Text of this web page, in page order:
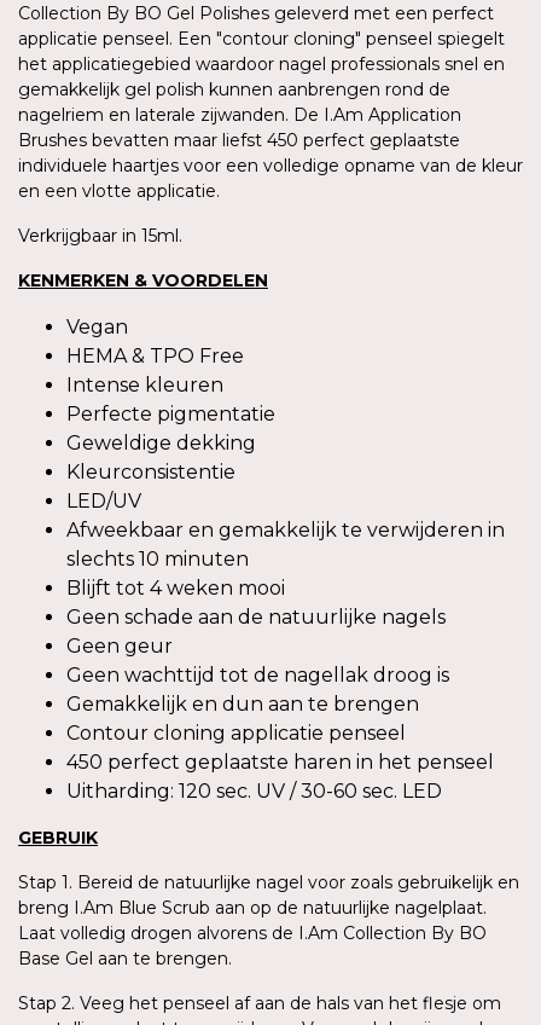
Collection By BO Gel Polishes geleverd met een perfect
applicatie penseel. Een "contour cloning" penseel spiegelt
het applicatiegebied waardoor nagel professionals snel en
gemakkelijk gel polish kunnen aanbrengen rond de
nagelriem en laterale zijwanden. De I.Am Application
Brushes bevatten maar liefst 450 perfect geplaatste
individuele haartjes voor een volledige opname van de kleur
en een vlotte applicatie.
Verkrijgbaar in 15ml.
KENMERKEN & VOORDELEN
Vegan
HEMA & TPO Free
Intense kleuren
Perfecte pigmentatie
Geweldige dekking
Kleurconsistentie
LED/UV
Afweekbaar en gemakkelijk te verwijderen in
slechts 10 minuten
Blijft tot 4 weken mooi
Geen schade aan de natuurlijke nagels
Geen geur
Geen wachttijd tot de nagellak droog is
Gemakkelijk en dun aan te brengen
Contour cloning applicatie penseel
450 perfect geplaatste haren in het penseel
Uitharding: 120 sec. UV / 30-60 sec. LED
GEBRUIK
Stap 1. Bereid de natuurlijke nagel voor zoals gebruikelijk en
breng I.Am Blue Scrub aan op de natuurlijke nagelplaat.
Laat volledig drogen alvorens de I.Am Collection By BO
Base Gel aan te brengen.
Stap 2. Veeg het penseel af aan de hals van het flesje om